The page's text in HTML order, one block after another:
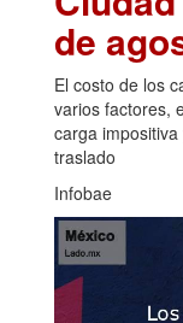
de
El costo de los
varios factores,
carga
traslado
Infobae